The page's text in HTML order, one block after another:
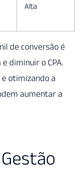
Alta
de conversão é
diminuir o CPA.
otimizando a
aumentar a